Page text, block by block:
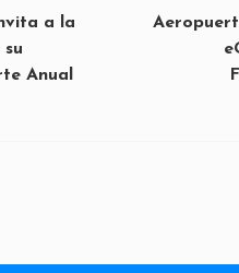
a la
su
Anual